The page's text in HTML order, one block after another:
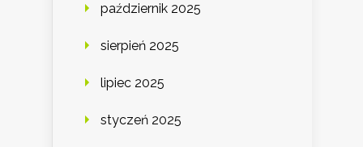
październik 2025
sierpień 2025
lipiec 2025
styczeń 2025